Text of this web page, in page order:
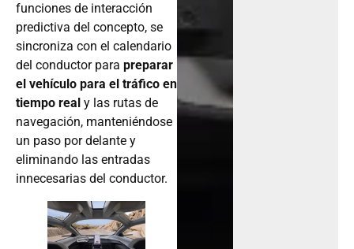
funciones de interacción
predictiva del concepto, se
sincroniza con el calendario
del conductor para preparar
el vehículo para el tráfico en
tiempo real y las rutas de
navegación, manteniéndose
un paso por delante y
eliminando las entradas
innecesarias del conductor.